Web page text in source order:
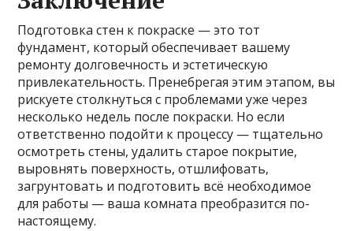
Подготовка стен к покраске — это тот
фундамент, который обеспечивает вашему
ремонту долговечность и эстетическую
привлекательность. Пренебрегая этим этапом, вы
рискуете столкнуться с проблемами уже через
несколько недель после покраски. Но если
ответственно подойти к процессу — тщательно
осмотреть стены, удалить старое покрытие,
выровнять поверхность, отшлифовать,
загрунтовать и подготовить всё необходимое
для работы — ваша комната преобразится по-
настоящему.